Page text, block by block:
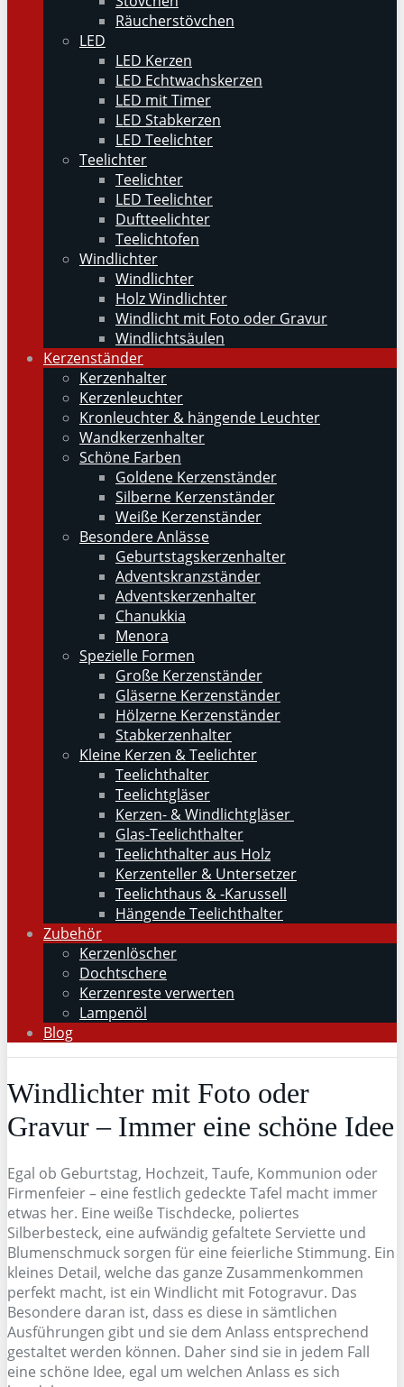
Räucherstövchen
LED
LED Kerzen
LED Echtwachskerzen
LED mit Timer
LED Stabkerzen
LED Teelichter
Teelichter
Teelichter
LED Teelichter
Duftteelichter
Teelichtofen
Windlichter
Windlichter
Holz Windlichter
Windlicht mit Foto oder Gravur
Windlichtsäulen
Kerzenständer
Kerzenhalter
Kerzenleuchter
Kronleuchter & hängende Leuchter
Wandkerzenhalter
Schöne Farben
Goldene Kerzenständer
Silberne Kerzenständer
Weiße Kerzenständer
Besondere Anlässe
Geburtstagskerzenhalter
Adventskranzständer
Adventskerzenhalter
Chanukkia
Menora
Spezielle Formen
Große Kerzenständer
Gläserne Kerzenständer
Hölzerne Kerzenständer
Stabkerzenhalter
Kleine Kerzen & Teelichter
Teelichthalter
Teelichtgläser
Kerzen- & Windlichtgläser
Glas-Teelichthalter
Teelichthalter aus Holz
Kerzenteller & Untersetzer
Teelichthaus & -Karussell
Hängende Teelichthalter
Zubehör
Kerzenlöscher
Dochtschere
Kerzenreste verwerten
Lampenöl
Blog
Windlichter mit Foto oder
Gravur – Immer eine schöne Idee
Egal ob Geburtstag, Hochzeit, Taufe, Kommunion oder
Firmenfeier – eine festlich gedeckte Tafel macht immer
etwas her. Eine weiße Tischdecke, poliertes
Silberbesteck, eine aufwändig gefaltete Serviette und
Blumenschmuck sorgen für eine feierliche Stimmung. Ein
kleines Detail, welche das ganze Zusammenkommen
perfekt macht, ist ein Windlicht mit Fotogravur. Das
Besondere daran ist, dass es diese in sämtlichen
Ausführungen gibt und sie dem Anlass entsprechend
gestaltet werden können. Daher sind sie in jedem Fall
eine schöne Idee, egal um welchen Anlass es sich